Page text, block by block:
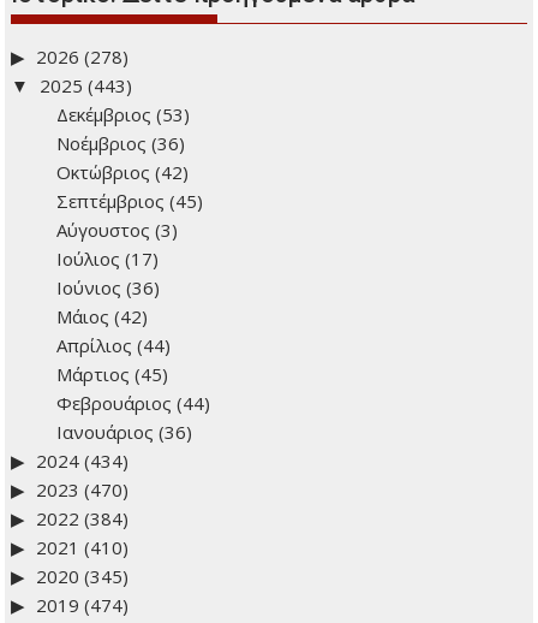
Ιστορικό: Δείτε προηγούμενα άρθρα
2026 (278)
2025 (443)